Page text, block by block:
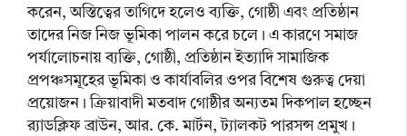
করেন, অস্তিত্বের তাগিদে হলেও ব্যক্তি, গোষ্ঠী এবং প্রতিষ্ঠান
তাদের নিজ নিজ ভূমিকা পালন করে চলে। এ কারণে সমাজ
পর্যালোচনায় ব্যক্তি, গোষ্ঠী, প্রতিষ্ঠান ইত্যাদি সামাজিক
প্রপঞ্চসমূহের ভূমিকা ও কার্যাবলির ওপর বিশেষ গুরুত্ব দেয়া
প্রয়োজন। ক্রিয়াবাদী মতবাদ গোষ্ঠীর অন্যতম দিকপাল হচ্ছেন
র‍্যাডক্লিফ ব্রাউন, আর. কে. মার্টন, ট্যালকট পারসন্স প্রমুখ।